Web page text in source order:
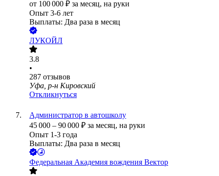
от 100 000 ₽ за месяц, на руки
Опыт 3-6 лет
Выплаты: Два раза в месяц
ЛУКОЙЛ
3.8
•
287 отзывов
Уфа, р-н Кировский
Откликнуться
Администратор в автошколу
45 000 – 90 000 ₽ за месяц, на руки
Опыт 1-3 года
Выплаты: Два раза в месяц
Федеральная Академия вождения Вектор